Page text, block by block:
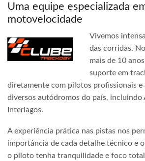
Uma equipe especializada
motovelocidade
Vivemos
das corridas.
mais de 10
suporte em
diretamente com pilotos profissionais e
diversos autódromos do país, incluindo
Interlagos.
A experiência prática nas pistas nos
importância de cada detalhe técnico e
o piloto tenha tranquilidade e foco